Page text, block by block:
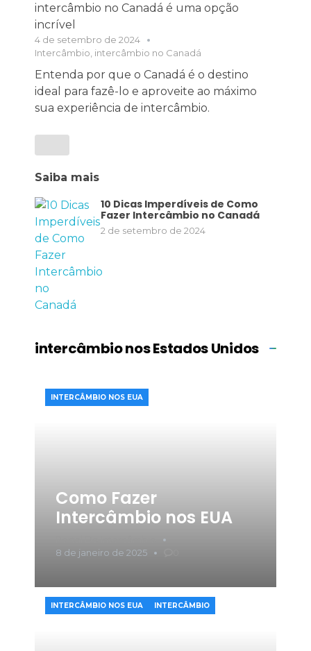
intercâmbio no Canadá é uma opção
incrível
4 de setembro de 2024
Intercâmbio intercâmbio no Canadá
Entenda por que o Canadá é o destino
ideal para fazê-lo e aproveite ao máximo
sua experiência de intercâmbio.
Saiba mais
10 Dicas Imperdíveis de Como
Fazer Intercâmbio no Canadá
2 de setembro de 2024
intercâmbio nos Estados Unidos
Como Fazer
Intercâmbio nos EUA
8 de janeiro de 2025
INTERCÂMBIO NOS EUA
INTERCÂMBIO NOS EUA INTERCÂMBIO